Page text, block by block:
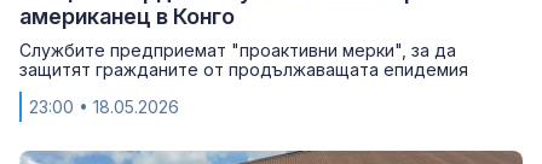
американец в Конго
Службите предприемат "проактивни мерки", за да
защитят гражданите от продължаващата епидемия
23:00 • 18.05.2026